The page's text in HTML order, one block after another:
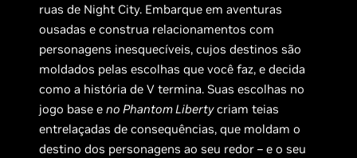
ruas de Night City. Embarque em aventuras
ousadas e construa relacionamentos com
personagens inesquecíveis, cujos destinos são
moldados pelas escolhas que você faz, e decida
como a história de V termina. Suas escolhas no
jogo base eno Phantom Libertycriam teias
entrelaçadas de consequências, que moldam o
destino dos personagens ao seu redor – e o seu